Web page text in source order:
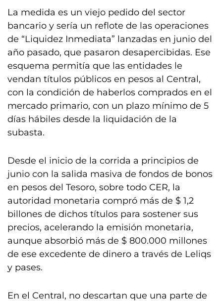
La medida es un viejo pedido del sector
bancario y sería un reflote de las operaciones
de “Liquidez Inmediata” lanzadas en junio del
año pasado, que pasaron desapercibidas. Ese
esquema permitía que las entidades le
vendan títulos públicos en pesos al Central,
con la condición de haberlos comprados en el
mercado primario, con un plazo mínimo de 5
días hábiles desde la liquidación de la
subasta.
Desde el inicio de la corrida a principios de
junio con la salida masiva de fondos de bonos
en pesos del Tesoro, sobre todo CER, la
autoridad monetaria compró más de $ 1,2
billones de dichos títulos para sostener sus
precios, acelerando la emisión monetaria,
aunque absorbió más de $ 800.000 millones
de ese excedente de dinero a través de Leliqs
y pases.
En el Central, no descartan que una parte de